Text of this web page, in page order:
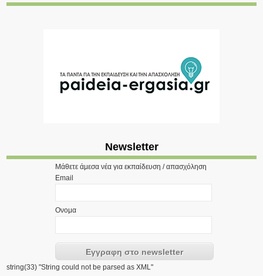
Newsletter
Μάθετε άμεσα νέα για εκπαίδευση / απασχόληση
Email
Ονομα
string(33) "String could not be parsed as XML"